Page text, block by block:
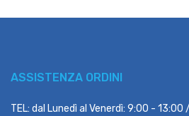
ASSISTENZA ORDINI
TEL: dal Lunedì al Venerdì: 9:00 -